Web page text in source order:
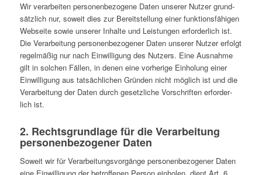
Wir ver­ar­bei­ten per­so­nen­be­zo­gene Daten unserer Nutzer grund­
sätz­lich nur, soweit dies zur Bereit­stel­lung einer funk­ti­ons­fä­hi­gen
Web­seite sowie unserer Inhalte und Leis­tun­gen erfor­der­lich ist.
Die Ver­ar­bei­tung per­so­nen­be­zo­ge­ner Daten unserer Nutzer erfolgt
regel­mä­ßig nur nach Ein­wil­li­gung des Nutzers. Eine Aus­nahme
gilt in solchen Fällen, in denen eine vor­he­rige Ein­ho­lung einer
Ein­wil­li­gung aus tat­säch­li­chen Gründen nicht möglich ist und die
Ver­ar­bei­tung der Daten durch gesetz­li­che Vor­schrif­ten erfor­der­
lich ist.
2. Rechts­grund­lage für die Ver­ar­bei­tung
per­so­nen­be­zo­ge­ner Daten
Soweit wir für Ver­ar­bei­tungs­vor­gänge per­so­nen­be­zo­ge­ner Daten